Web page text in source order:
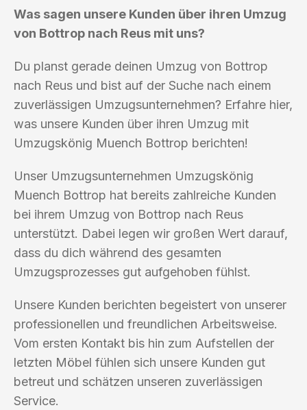
Was sagen unsere Kunden über ihren Umzug
von Bottrop nach Reus mit uns?
Du planst gerade deinen Umzug von Bottrop
nach Reus und bist auf der Suche nach einem
zuverlässigen Umzugsunternehmen? Erfahre hier,
was unsere Kunden über ihren Umzug mit
Umzugskönig Muench Bottrop berichten!
Unser Umzugsunternehmen Umzugskönig
Muench Bottrop hat bereits zahlreiche Kunden
bei ihrem Umzug von Bottrop nach Reus
unterstützt. Dabei legen wir großen Wert darauf,
dass du dich während des gesamten
Umzugsprozesses gut aufgehoben fühlst.
Unsere Kunden berichten begeistert von unserer
professionellen und freundlichen Arbeitsweise.
Vom ersten Kontakt bis hin zum Aufstellen der
letzten Möbel fühlen sich unsere Kunden gut
betreut und schätzen unseren zuverlässigen
Service.